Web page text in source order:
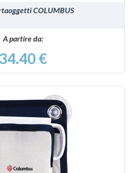
COLUMBUS
A partire da:
34.40 €
VEDI